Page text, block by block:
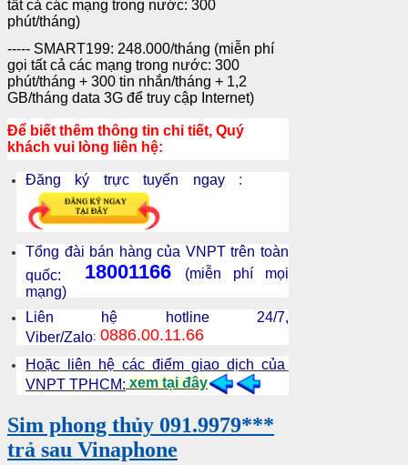
tất cả các mạng trong nước: 300
phút/tháng)
----- SMART199: 248.000/tháng (miễn phí
gọi tất cả các mạng trong nước: 300
phút/tháng + 300 tin nhắn/tháng + 1,2
GB/tháng data 3G để truy cập Internet)
Để biết thêm thông tin chi tiết, Quý
khách vui lòng liên hệ:
Đăng ký trực tuyến ngay :
Tổng đài bán hàng của VNPT trên toàn
quốc: 18001166 (miễn phí mọi
mạng)
Liên hệ hotline 24/7,
Viber/Zalo: 0886.00.11.66
Hoặc liên hệ các điểm giao dịch của
VNPT TPHCM: xem tại đây
Sim phong thủy 091.9979***
trả sau Vinaphone